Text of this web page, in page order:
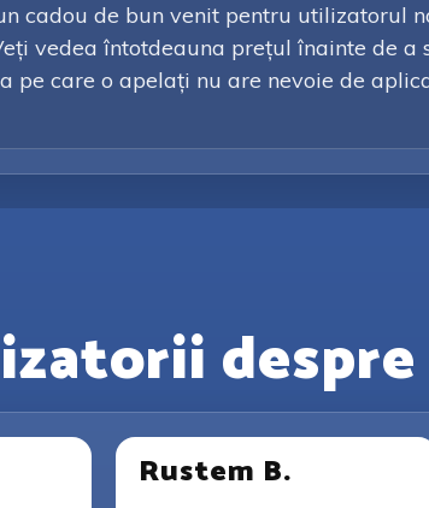
cadou de bun venit pentru utilizatorul
vedea întotdeauna prețul înainte de a
care o apelați nu are nevoie de
Rustem B.